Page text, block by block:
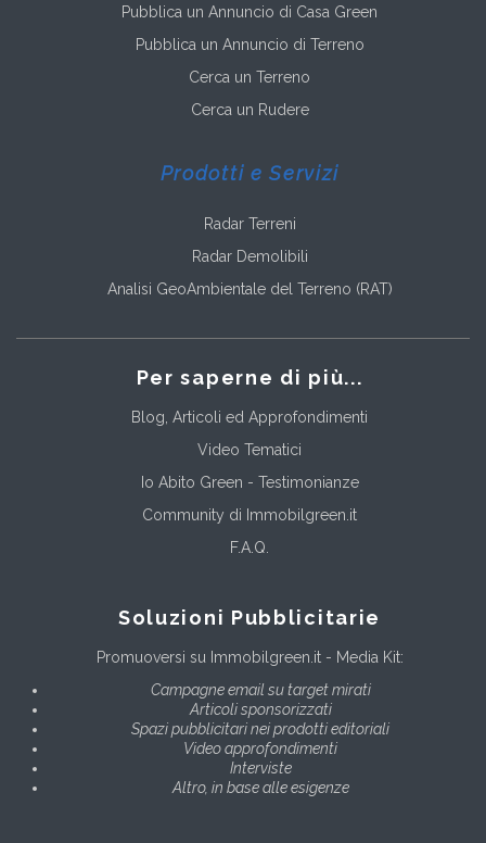
Pubblica un Annuncio di Casa Green
Pubblica un Annuncio di Terreno
Cerca un Terreno
Cerca un Rudere
Prodotti e Servizi
Radar Terreni
Radar Demolibili
Analisi GeoAmbientale del Terreno (RAT)
Per saperne di più...
Blog, Articoli ed Approfondimenti
Video Tematici
Io Abito Green - Testimonianze
Community di Immobilgreen.it
F.A.Q.
Soluzioni Pubblicitarie
Promuoversi su Immobilgreen.it - Media Kit:
Campagne email su target mirati
Articoli sponsorizzati
Spazi pubblicitari nei prodotti editoriali
Video approfondimenti
Interviste
Altro, in base alle esigenze